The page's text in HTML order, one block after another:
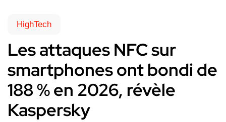
HighTech
Les attaques NFC sur
smartphones ont bondi de
188 % en 2026, révèle
Kaspersky